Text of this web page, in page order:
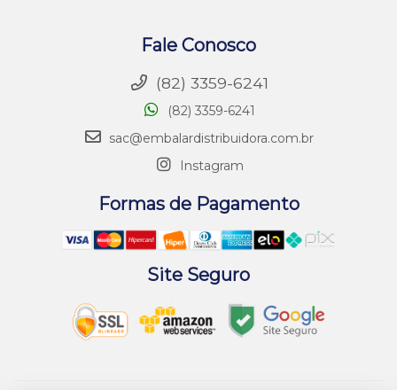
Fale Conosco
(82) 3359-6241
(82) 3359-6241
sac@embalardistribuidora.com.br
Instagram
Formas de Pagamento
Site Seguro